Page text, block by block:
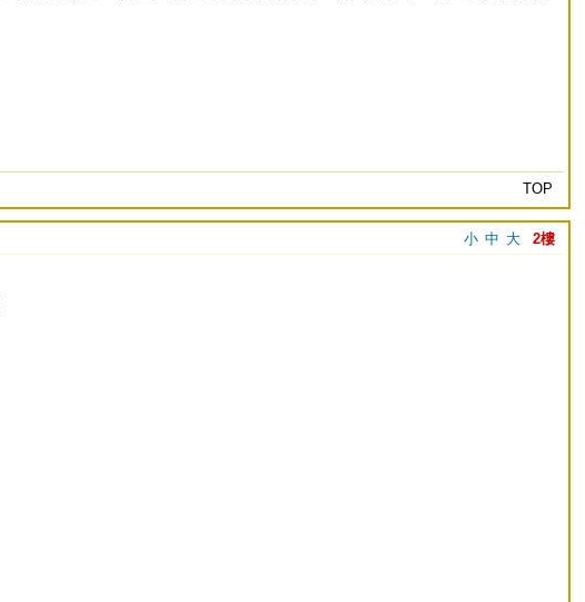
TOP
2樓
大
中
小